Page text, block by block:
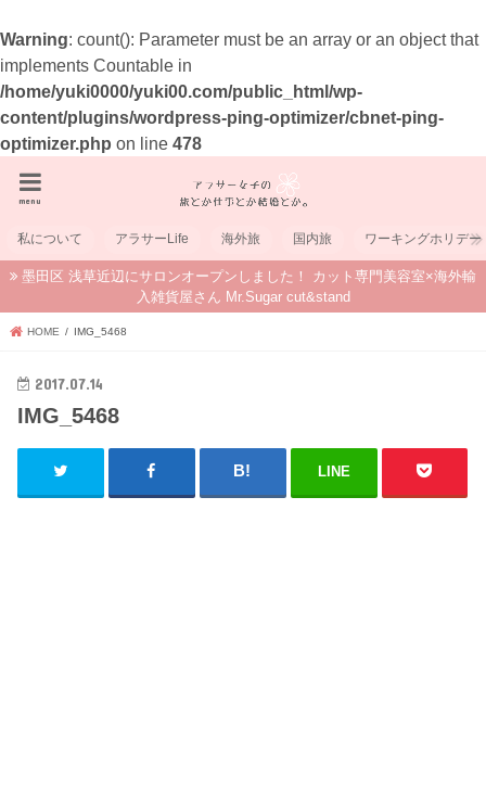
Warning: count(): Parameter must be an array or an object that
implements Countable in
/home/yuki0000/yuki00.com/public_html/wp-
content/plugins/wordpress-ping-optimizer/cbnet-ping-
optimizer.php on line 478
menu
私について アラサーLife 海外旅 国内旅 ワーキングホリデー
墨田区 浅草近辺にサロンオープンしました！ カット専門美容室×海外輸
入雑貨屋さん Mr.Sugar cut&stand
HOME IMG_5468
2017.07.14
IMG_5468
LINE